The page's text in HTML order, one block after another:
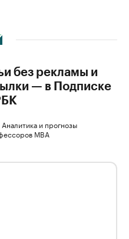
без рекламы и
— в Подписке
Аналитика и прогнозы
MBA